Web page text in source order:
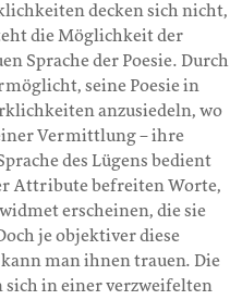
decken sich nicht,
die Möglichkeit der
Sprache der Poesie. Durch
seine Poesie in
anzusiedeln, wo
Vermittlung – ihre
des Lügens bedient
Attribute befreiten Worte,
erscheinen, die sie
je objektiver diese
man ihnen trauen. Die
sich in einer verzweifelten